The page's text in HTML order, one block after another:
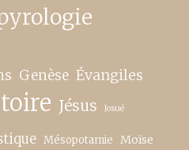
Genèse Évangiles
Jésus Josué
Mésopotamie Moïse